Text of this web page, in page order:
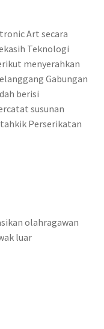
Art secara
Teknologi
menyerahkan
Gabungan
berisi
susunan
Perserikatan
olahragawan
luar